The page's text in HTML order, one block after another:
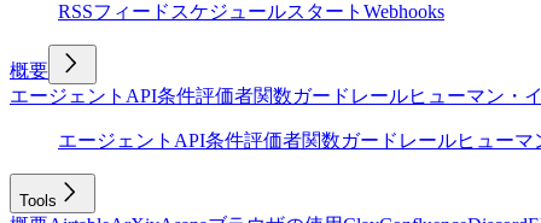
RSSフィード スケジュールスタート Webhooks
概要
エージェント API条件評価者関数ガードレールヒューマン・
エージェント API条件評価者関数ガードレールヒュー
Tools